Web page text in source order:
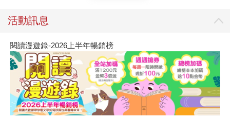
活動訊息
閱讀漫遊錄-2026上半年暢銷榜